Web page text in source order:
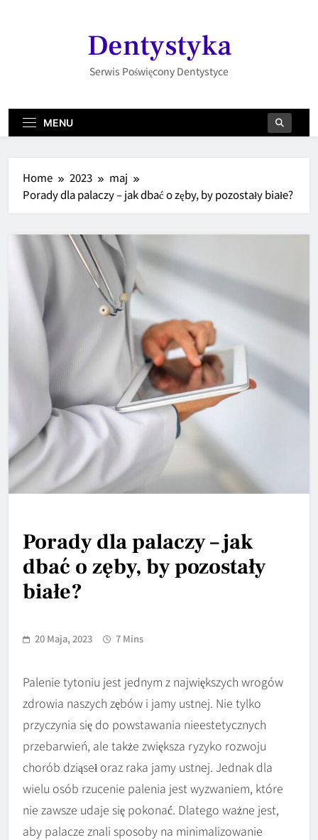
Dentystyka
Serwis Poświęcony Dentystyce
MENU
Home 2023
maj
Porady dla palaczy – jak dbać o zęby, by pozostały białe?
Porady dla palaczy – jak
dbać o zęby, by pozostały
białe?
20 Maja, 2023 7 Mins
Palenie tytoniu jest jednym z największych wrogów
zdrowia naszych zębów i jamy ustnej. Nie tylko
przyczynia się do powstawania nieestetycznych
przebarwień, ale także zwiększa ryzyko rozwoju
chorób dziąseł oraz raka jamy ustnej. Jednak dla
wielu osób rzucenie palenia jest wyzwaniem, które
nie zawsze udaje się pokonać. Dlatego ważne jest,
aby palacze znali sposoby na minimalizowanie